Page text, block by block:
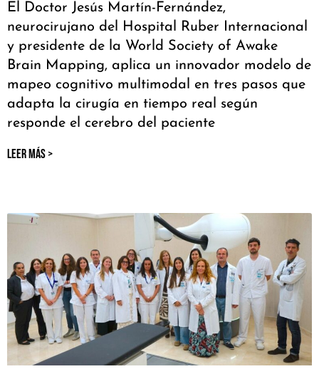
El Doctor Jesús Martín-Fernández,
neurocirujano del Hospital Ruber Internacional
y presidente de la World Society of Awake
Brain Mapping, aplica un innovador modelo de
mapeo cognitivo multimodal en tres pasos que
adapta la cirugía en tiempo real según
responde el cerebro del paciente
LEER MÁS >